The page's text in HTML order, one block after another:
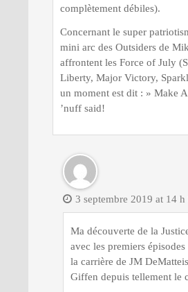
complètement débiles).
Concernant le super
mini arc des Outsiders de
affrontent les Force of July
Liberty, Major Victory,
un moment est dit : » Make
’nuff said!
3 septembre 2019 at 14
Ma découverte de la
avec les premiers
la carrière de JM
Giffen depuis tellement le